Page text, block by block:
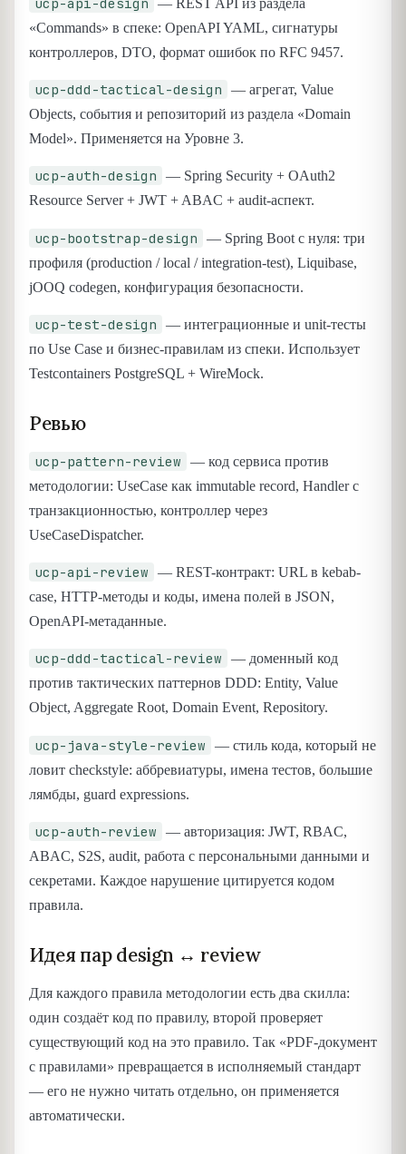
«Commands» в спеке: OpenAPI YAML, сигнатуры
контроллеров, DTO, формат ошибок по RFC 9457.
ucp-ddd-tactical-design
— агрегат, Value
Objects, события и репозиторий из раздела «Domain
Model». Применяется на Уровне 3.
ucp-auth-design
— Spring Security + OAuth2
Resource Server + JWT + ABAC + audit-аспект.
ucp-bootstrap-design
— Spring Boot c нуля: три
профиля (production / local / integration-test), Liquibase,
jOOQ codegen, конфигурация безопасности.
ucp-test-design
— интеграционные и unit-тесты
по Use Case и бизнес-правилам из спеки. Использует
Testcontainers PostgreSQL + WireMock.
Ревью
ucp-pattern-review
— код сервиса против
методологии: UseCase как immutable record, Handler с
транзакционностью, контроллер через
UseCaseDispatcher.
ucp-api-review
— REST-контракт: URL в kebab-
case, HTTP-методы и коды, имена полей в JSON,
OpenAPI-метаданные.
ucp-ddd-tactical-review
— доменный код
против тактических паттернов DDD: Entity, Value
Object, Aggregate Root, Domain Event, Repository.
ucp-java-style-review
— стиль кода, который не
ловит checkstyle: аббревиатуры, имена тестов, большие
лямбды, guard expressions.
ucp-auth-review
— авторизация: JWT, RBAC,
ABAC, S2S, audit, работа с персональными данными и
секретами. Каждое нарушение цитируется кодом
правила.
Идея пар design ↔ review
Для каждого правила методологии есть два скилла:
один создаёт код по правилу, второй проверяет
существующий код на это правило. Так «PDF-документ
с правилами» превращается в исполняемый стандарт
— его не нужно читать отдельно, он применяется
автоматически.